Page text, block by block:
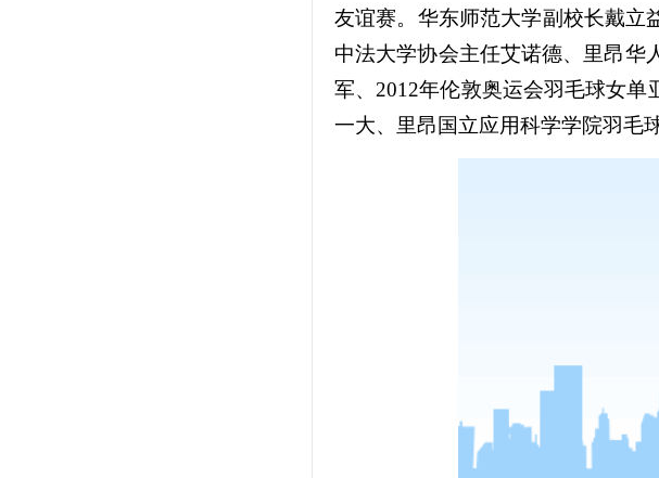
友谊赛。华东师范大学副校长戴立
中法大学协会主任艾诺德、里昂华
军、2012年伦敦奥运会羽毛球女
一大、里昂国立应用科学学院羽毛